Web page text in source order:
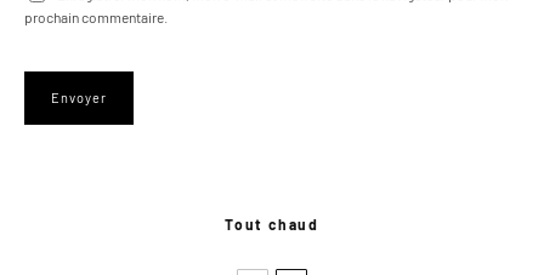
prochain commentaire.
Tout chaud